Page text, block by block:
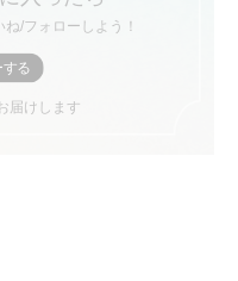
ね/フォローしよう！
届けします